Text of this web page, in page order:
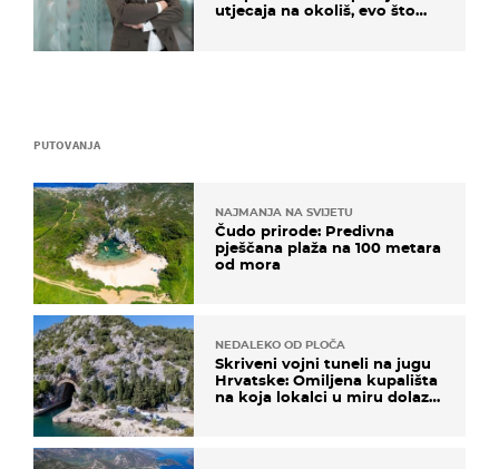
PUTOVANJA
NAJMANJA NA SVIJETU
Čudo prirode: Predivna
pješčana plaža na 100 metara
od mora
NEDALEKO OD PLOČA
Skriveni vojni tuneli na jugu
Hrvatske: Omiljena kupališta
na koja lokalci u miru dolaze
utjecaja na okoliš, evo što